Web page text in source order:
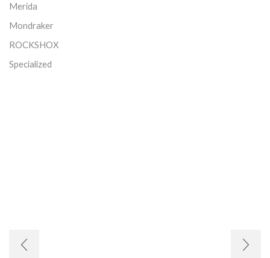
Merida
Mondraker
ROCKSHOX
Specialized